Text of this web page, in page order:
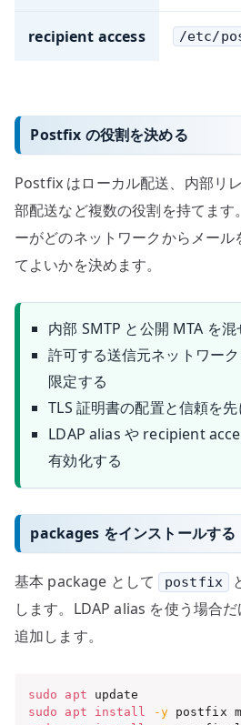
recipient access /etc/
Postfix の役割を決める
Postfix はローカル配送、内部リ
部配送など複数の役割を持てま
ーがどのネットワークからメー
てよいかを決めます。
内部 SMTP と公開 MTA を混
許可する送信元ネットワー
限定する
TLS 証明書の配置と信頼を
LDAP alias や recipient
有効化する
packages をインストールする
基本 package として postfix
します。LDAP alias を使う場合だ
追加します。
sudo apt
sudo
apt install -y